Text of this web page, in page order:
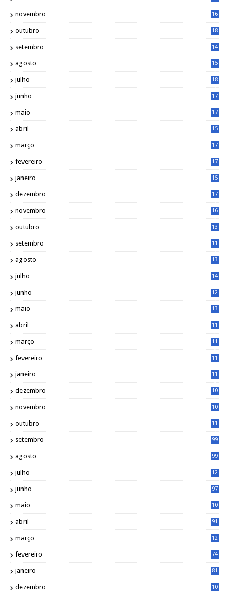
novembro
16
outubro
18
setembro
14
agosto
15
julho
18
junho
17
maio
17
abril
15
março
17
fevereiro
17
janeiro
15
dezembro
17
novembro
16
outubro
13
setembro
11
agosto
13
julho
14
junho
12
maio
13
abril
11
março
11
fevereiro
11
janeiro
11
dezembro
10
novembro
10
outubro
11
setembro 99
agosto 99
julho
12
junho 97
maio
10
abril 91
março
12
fevereiro 74
janeiro 81
dezembro
10